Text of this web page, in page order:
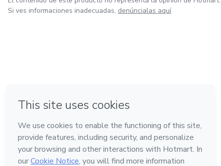
Si ves informaciones inadecuadas, denúncialas aquí
Hecho con❤ en Belo Horizonte
Conoce Hotmart